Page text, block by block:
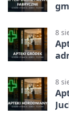
8
8